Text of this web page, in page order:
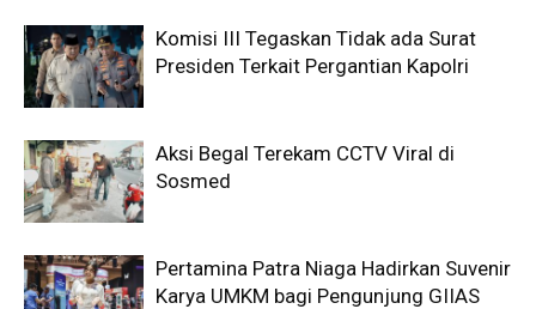
Komisi III Tegaskan Tidak ada Surat
Presiden Terkait Pergantian Kapolri
Aksi Begal Terekam CCTV Viral di
Sosmed
Pertamina Patra Niaga Hadirkan Suvenir
Karya UMKM bagi Pengunjung GIIAS